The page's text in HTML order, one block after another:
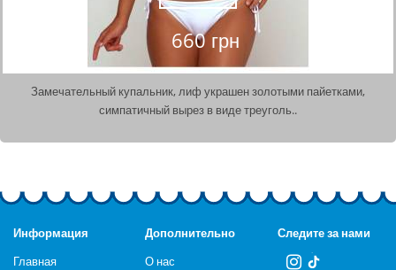
660 грн
Замечательный купальник, лиф украшен золотыми пайетками,
симпатичный вырез в виде треуголь..
Информация
Главная
Дополнительно
О нас
Следите за нами